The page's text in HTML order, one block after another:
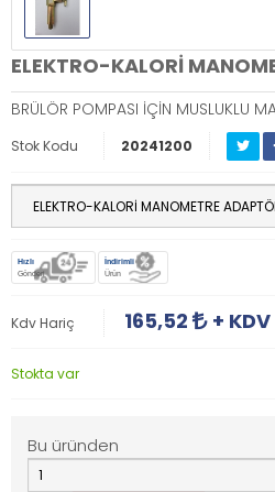
ELEKTRO-KALORİ
BRÜLÖR POMPASI İÇİN MUSLUKLU
Stok Kodu 20241200
Hızlı
Gönderi
İndirimli
Ürün
Kdv Hariç 165,52 + KDV
Stokta var
Bu üründen